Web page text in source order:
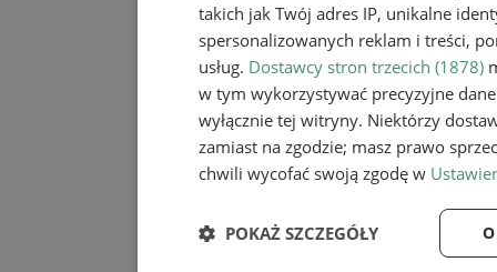
takich jak Twój adres IP, unikalne
spersonalizowanych reklam i treści,
usług. Dostawcy stron trzecich (1878)
w tym wykorzystywać precyzyjne
wyłącznie tej witryny. Niektórzy
zamiast na zgodzie; masz prawo
chwili wycofać swoją zgodę w
POKAŻ SZCZEGÓŁY